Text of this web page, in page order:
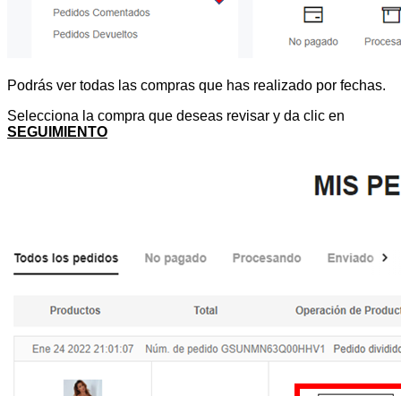
Podrás ver todas las compras que has realizado por fechas.
Selecciona la compra que deseas revisar y da clic en
SEGUIMIENTO